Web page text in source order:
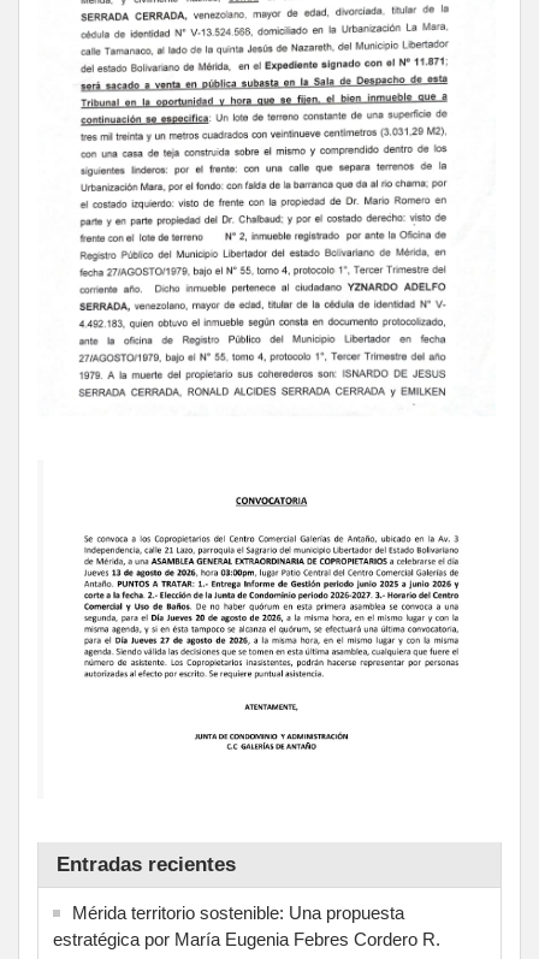
Entradas recientes
Mérida territorio sostenible: Una propuesta
estratégica por María Eugenia Febres Cordero R.